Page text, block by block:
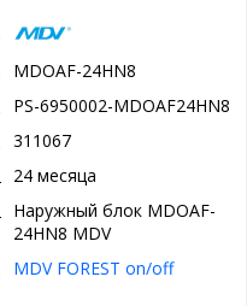
MDOAF-24HN8
PS-6950002-MDOAF24HN8
311067
24 месяца
Наружный блок MDOAF-
24HN8 MDV
MDV FOREST on/off